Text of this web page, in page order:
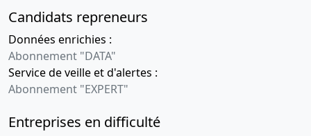
Candidats repreneurs
Données enrichies :
Abonnement "DATA"
Service de veille et d'alertes :
Abonnement "EXPERT"
Entreprises en difficulté